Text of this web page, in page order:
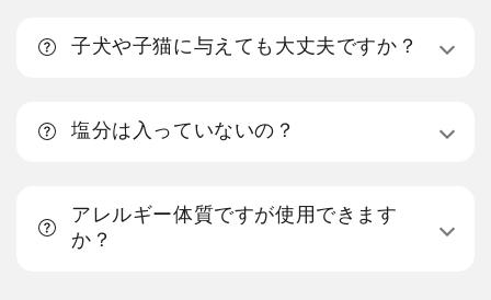
子犬や子猫に与えても大丈夫ですか？
塩分は入っていないの？
アレルギー体質ですが使用できます
か？